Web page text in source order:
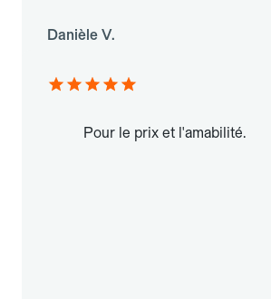
Danièle V.
Pour le prix et l'amabilité.